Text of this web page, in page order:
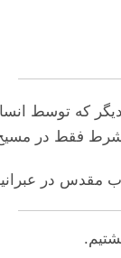
که توسط
شرط فقط در
۱۰:۱۰ اعلام می‌